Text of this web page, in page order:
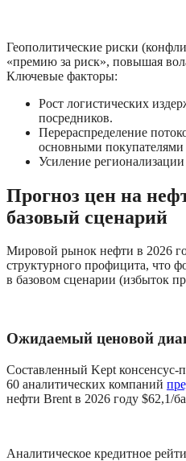
Геополитические риски
«премию за риск», повышая
Ключевые факторы:
Рост логистических
посредников.
Перераспределение
основными
Усиление
Прогноз цен на
базовый сценарий
Мировой рынок нефти в 2026
структурного профицита, что
в базовом сценарии (избыток
Ожидаемый ценовой
Составленный Kept консенсус-
60 аналитических компаний
нефти Brent в 2026 году $62,1/